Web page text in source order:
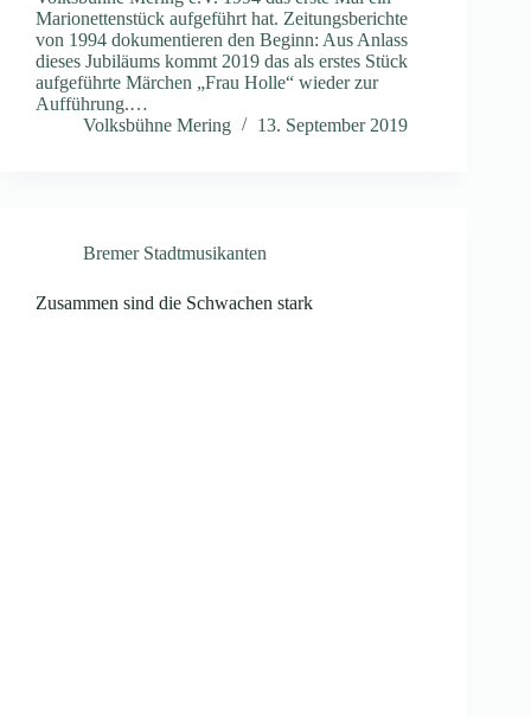
Marionettenstück aufgeführt hat. Zeitungsberichte
von 1994 dokumentieren den Beginn: Aus Anlass
dieses Jubiläums kommt 2019 das als erstes Stück
aufgeführte Märchen „Frau Holle“ wieder zur
Aufführung.…
Volksbühne Mering
13. September 2019
Bremer Stadtmusikanten
Zusammen sind die Schwachen stark